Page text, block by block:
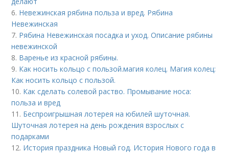
6. Невежинская рябина польза и вред. Рябина
Невежинская
7. Рябина Невежинская посадка и уход. Описание рябины
невежинской
8. Варенье из красной рябины.
9. Как носить кольцо с пользой. магия колец. Магия колец:
Как носить кольцо с пользой.
10. Как сделать солевой раство. Промывание носа:
польза и вред
11. Беспроигрышная лотерея на юбилей шуточная.
Шуточная лотерея на день рождения взрослых с
подарками
12. История праздника Новый год. История Нового года в